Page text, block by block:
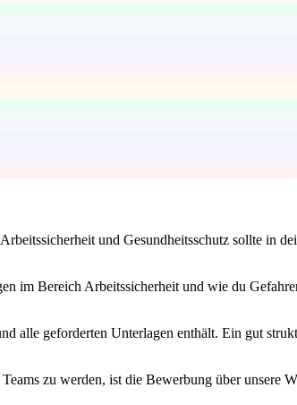
und Gesundheitsschutz sollte in
im Bereich Arbeitssicherheit und wie du
alle geforderten Unterlagen enthält. Ein gut
zu werden, ist die Bewerbung über